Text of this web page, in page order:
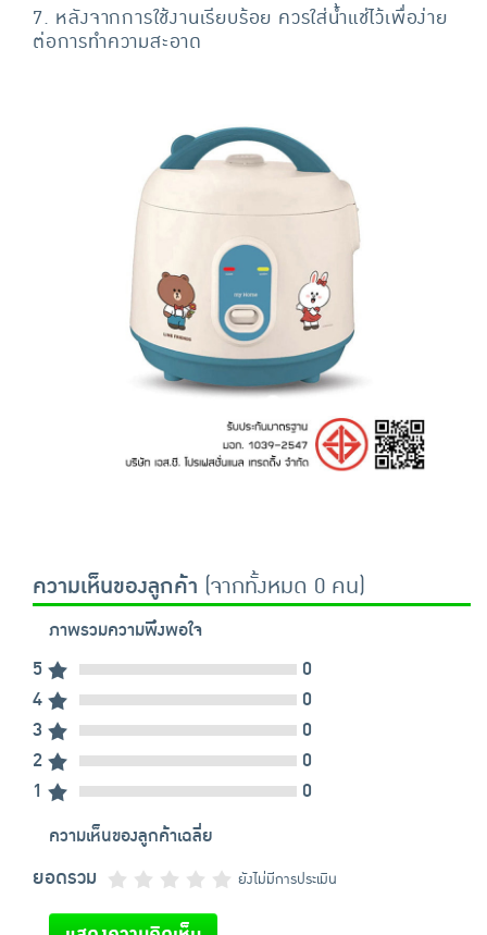
7. หลังจากการใช้งานเรียบร้อย ควรใส่น้ำแช่ไว้เพื่อง่าย
ต่อการทำความสะอาด
ความเห็นของลูกค้า (จากทั้งหมด 0 คน)
ภาพรวมความพึงพอใจ
5
0
4
0
3
0
2
0
1
0
ความเห็นของลูกค้าเฉลี่ย
ยอดรวม ยังไม่มีการประเมิน